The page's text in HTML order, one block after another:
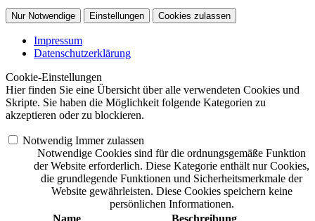
Nur Notwendige Einstellungen Cookies zulassen
Impressum
Datenschutzerklärung
Cookie-Einstellungen
Hier finden Sie eine Übersicht über alle verwendeten Cookies und
Skripte. Sie haben die Möglichkeit folgende Kategorien zu
akzeptieren oder zu blockieren.
Notwendig Immer zulassen
Notwendige Cookies sind für die ordnungsgemäße Funktion
der Website erforderlich. Diese Kategorie enthält nur Cookies,
die grundlegende Funktionen und Sicherheitsmerkmale der
Website gewährleisten. Diese Cookies speichern keine
persönlichen Informationen.